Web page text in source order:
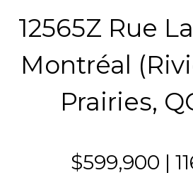
12565Z Rue
Montréal
Prairies,
$599,900 |